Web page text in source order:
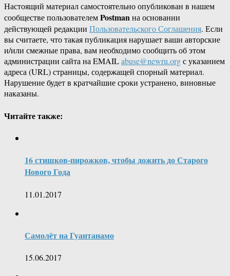
Настоящий материал самостоятельно опубликован в нашем
сообществе пользователемPostmanна основании
действующей редакции Пользовательского Соглашения. Если
вы считаете, что такая публикация нарушает ваши авторские
и/или смежные права, вам необходимо сообщить об этом
администрации сайта на EMAILabuse@newru.orgс указанием
адреса (URL) страницы, содержащей спорный материал.
Нарушение будет в кратчайшие сроки устранено, виновные
наказаны.
Читайте также:
16 стишков-пирожков, чтобы дожить до Старого
Нового Года
11.01.2017
Самолёт на Гуантанамо
15.06.2017